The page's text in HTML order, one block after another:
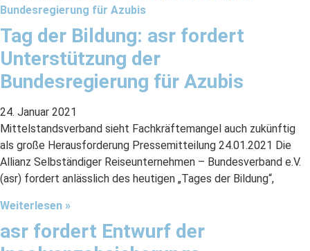
Tag der Bildung: asr fordert
Unterstützung der
Bundesregierung für Azubis
24. Januar 2021
Mittelstandsverband sieht Fachkräftemangel auch zukünftig
als große Herausforderung Pressemitteilung 24.01.2021 Die
Allianz Selbständiger Reiseunternehmen – Bundesverband e.V.
(asr) fordert anlässlich des heutigen „Tages der Bildung“,
Weiterlesen »
asr fordert Entwurf der